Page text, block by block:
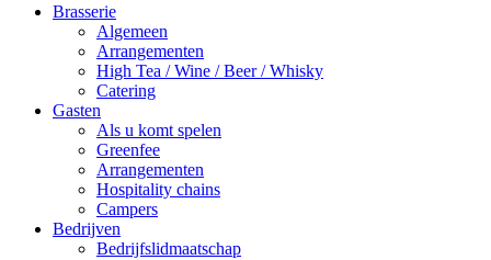
Brasserie
Algemeen
Arrangementen
High Tea / Wine / Beer / Whisky
Catering
Gasten
Als u komt spelen
Greenfee
Arrangementen
Hospitality chains
Campers
Bedrijven
Bedrijfslidmaatschap